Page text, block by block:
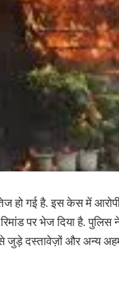
हो गई है. इस केस में
पर भेज दिया है. पुलिस
जुड़े दस्तावेज़ों और अन्य